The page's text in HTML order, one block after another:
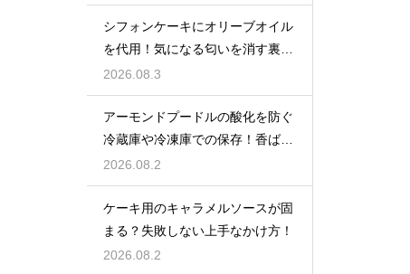
シフォンケーキにオリーブオイル
を代用！気になる匂いを消す裏ワ
ザ
2026.08.3
アーモンドプードルの酸化を防ぐ
冷蔵庫や冷凍庫での保存！香ばし
い風味を保ってお菓子を美味しく
する
2026.08.2
ケーキ用のキャラメルソースが固
まる？失敗しない上手なかけ方！
2026.08.2